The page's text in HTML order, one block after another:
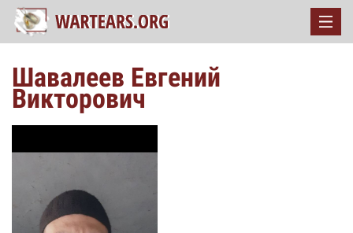
Шавалеев Евгений
Викторович